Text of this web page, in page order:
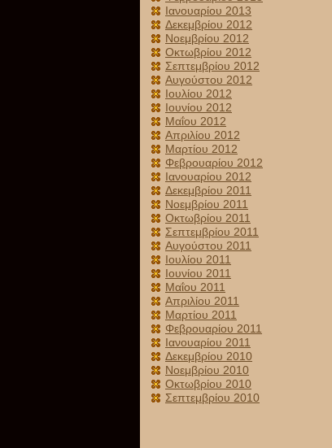
Ιανουαρίου 2013
Δεκεμβρίου 2012
Νοεμβρίου 2012
Οκτωβρίου 2012
Σεπτεμβρίου 2012
Αυγούστου 2012
Ιουλίου 2012
Ιουνίου 2012
Μαΐου 2012
Απριλίου 2012
Μαρτίου 2012
Φεβρουαρίου 2012
Ιανουαρίου 2012
Δεκεμβρίου 2011
Νοεμβρίου 2011
Οκτωβρίου 2011
Σεπτεμβρίου 2011
Αυγούστου 2011
Ιουλίου 2011
Ιουνίου 2011
Μαΐου 2011
Απριλίου 2011
Μαρτίου 2011
Φεβρουαρίου 2011
Ιανουαρίου 2011
Δεκεμβρίου 2010
Νοεμβρίου 2010
Οκτωβρίου 2010
Σεπτεμβρίου 2010